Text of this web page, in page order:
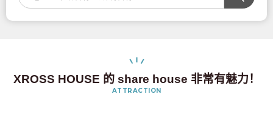
XROSS HOUSE 的 share house 非常有魅力！
ATTRACTION